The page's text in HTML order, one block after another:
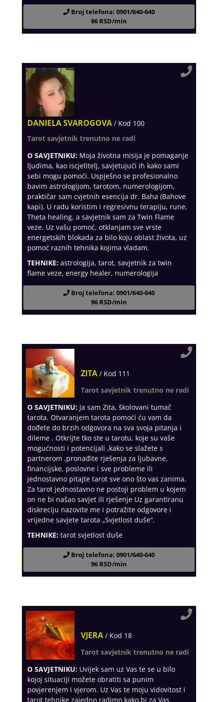
Broj telefona: 0901/640-640
96 RSD/min
DANIELA SVAROGOVA / Kod 100
Tarot savjetnik trenutno ne radi
O SAVJETNIKU:Moja životna misija je pomaganje
ljudima, kao iscjelitelj, savjetujući ih kako sami
sebi mogu pomoći. Uspješno se profesionalno
bavim astrologijom, tarotom, numerologijom,
praktičar sam cvjetnih esencija dr. Baha (Bahove
kapi). U radu koristim i regresivnu terapiju, rune,
Theta healing, a savjetnik sam za Twin Flame
veze. Uz vašu pomoć, otklanjam sve vrste
energetskih blokada za bilo koju oblast života, uz
pomoć raznih tehnika kojima vladam.
TEHNIKE:astrologija, tarot, savjetnik za twin
flame veze, energy healer, numerologija
Broj telefona: 0901/640-640
96 RSD/min
ZITA / Kod 111
Tarot savjetnik trenutno ne radi
O SAVJETNIKU:Ja sam Zita, školovani tumač
tarota. Otvaranjem tarota pomoći ću vam da
dođete do brzih odgovora na sva svoja pitanja i
dileme . Otkrijte tko ste u tarotu, koje su vaše
mogućnosti i potencijali ,kako se slažete s
partnerom ,pronađite rješenja za ljubavne,
financijske, poslovne i sve probleme ili
jednostavno pitajte tarot sve ono što vas zanima.
Za tarot jednostavno ne postoji problem u kojem
on ne bi našao savjet ili rješenje Uz garantiranu
diskreciju nazovite me i potražite odgovore i
vrijedne savjete tarota „Svjetlost duše“.
TEHNIKE:tarot svjetlost duše
Broj telefona: 0901/640-640
96 RSD/min
VJERA / Kod 18
Tarot savjetnik trenutno ne radi
O SAVJETNIKU:Uvijek sam uz Vas te se u bilo
kojoj situaciji možete obratiti sa punim
povjerenjem i vjerom. Uz Vas te moju vidovitost i
tarot tehnike zajedno radimo kako bi za Vas